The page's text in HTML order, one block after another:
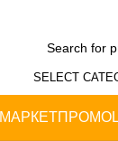
SELECT
МАРКЕТ